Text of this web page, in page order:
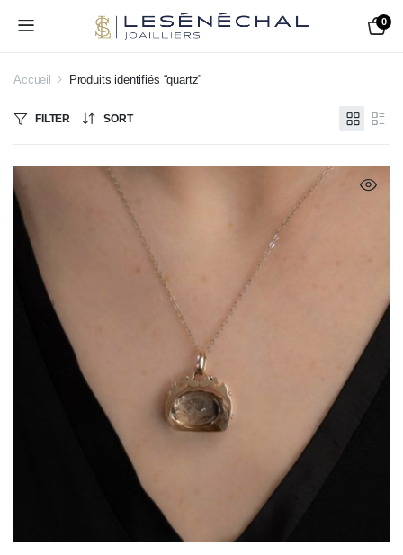
0
Accueil Produits identifiés “quartz”
FILTER SORT